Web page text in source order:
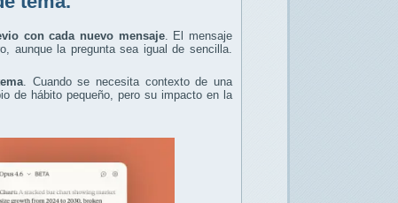
con cada nuevo mensaje. El mensaje
aunque la pregunta sea igual de sencilla.
. Cuando se necesita contexto de una
de hábito pequeño, pero su impacto en la